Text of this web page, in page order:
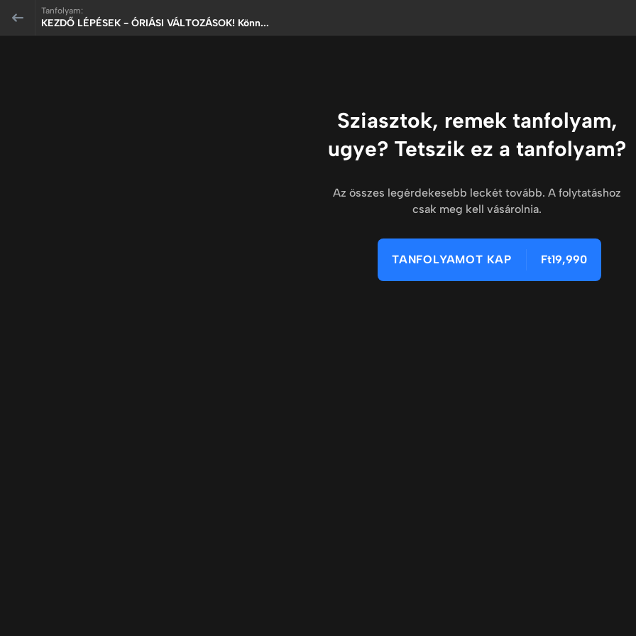
Tanfolyam:
KEZDŐ LÉPÉSEK - ÓRIÁSI VÁLTOZÁSOK! Könn...
Sziasztok, remek tanfolyam,
ugye? Tetszik ez a tanfolyam?
Az összes legérdekesebb leckét tovább. A folytatáshoz
csak meg kell vásárolnia.
TANFOLYAMOT KAP Ft19,990